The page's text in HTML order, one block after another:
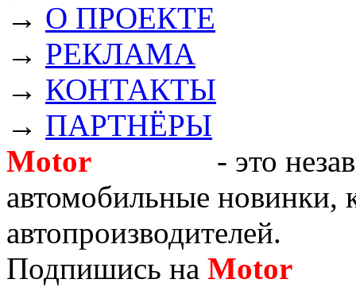
→ О ПРОЕКТЕ
→ РЕКЛАМА
→ КОНТАКТЫ
→ ПАРТНЁРЫ
Motor
- это
автомобильные новинки,
автопроизводителей.
Подпишись на Motor